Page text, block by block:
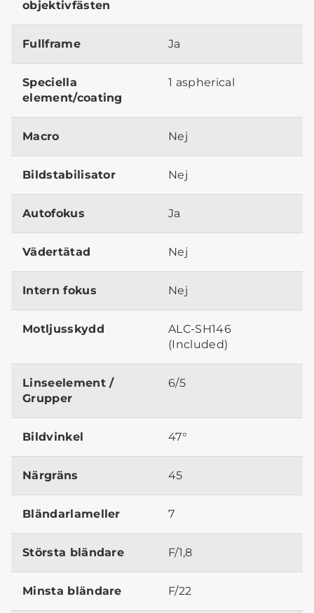
objektivfästen
Fullframe Ja
Speciella
element/coating
1 aspherical
Macro Nej
Bildstabilisator Nej
Autofokus Ja
Vädertätad Nej
Intern fokus Nej
Motljusskydd
ALC-SH146
(Included)
Linseelement /
Grupper
6/5
Bildvinkel 47°
Närgräns 45
Bländarlameller 7
Största bländare F/1,8
Minsta bländare F/22